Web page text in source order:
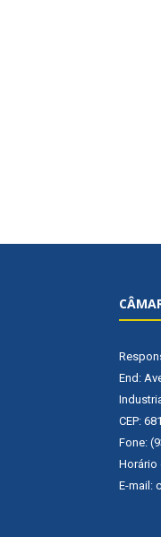
End:
CEP:
Fone:
Horário
E-mail: